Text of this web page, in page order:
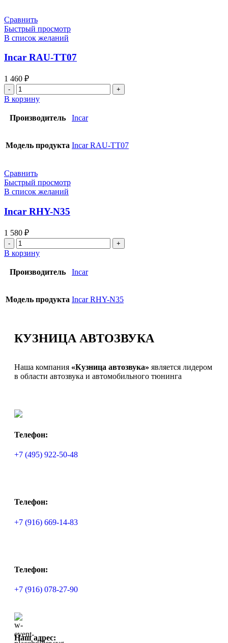
Сравнить
Быстрый просмотр
В список желаний
Incar RAU-TT07
1 460 ₽
В корзину
Производитель Incar
Модель продукта Incar RAU-TT07
Сравнить
Быстрый просмотр
В список желаний
Incar RHY-N35
1 580 ₽
В корзину
Производитель Incar
Модель продукта Incar RHY-N35
КУЗНИЦА АВТОЗВУКА
Наша компания «Кузница автозвука» является лидером
в области автозвука и автомобильного тюнинга
Телефон:
+7 (495) 922-50-48
Телефон:
+7 (916) 669-14-83
Телефон:
+7 (916) 078-27-90
Наш адрес: